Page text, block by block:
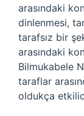
arasındaki
dinlenmesi,
tarafsız bir
arasındaki
Bilmukabele
taraflar
oldukça